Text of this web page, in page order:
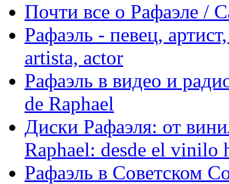
Почти все о Рафаэле /
Рафаэль - певец,
artista, actor
Рафаэль в видео и
de Raphael
Диски Рафаэля: от
Raphael: desde el vinilo
Рафаэль в Советском